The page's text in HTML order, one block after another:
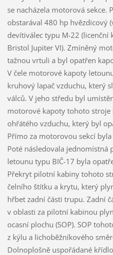
se nacházela motorová sekce.
obstarával 480 hp hvězdicový
devítiválec typu M-22
Bristol Jupiter VI). Zmíněný
tažnou vrtuli a byl opatřen
V čele motorové kapoty
kruhový lapač vzduchu, který
válců. V jeho středu byl
motorové kapoty tohoto
ohřátého vzduchu, který byl
Přímo za motorovou sekcí
Poté následovala
letounu typu BIČ-17 byla
Překryt pilotní kabiny tohoto
čelního štítku a krytu, který
hřbet zadní části trupu. Zadní
v oblasti za pilotní kabinou
ocasní plochu (SOP). SOP
z kýlu a lichoběžníkového
Dolnoplošně uspořádané